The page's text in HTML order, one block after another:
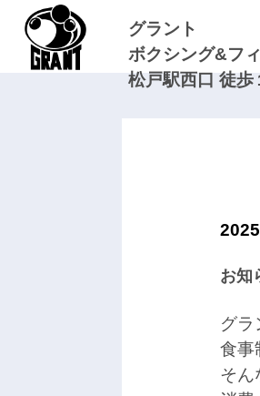
グラント
ボクシング&フ
松戸駅西口 徒歩
お知
グラ
食事
そん